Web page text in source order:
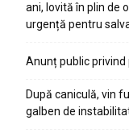
ani, lovită în plin de
urgență pentru
Anunț public
După caniculă, vin
galben de